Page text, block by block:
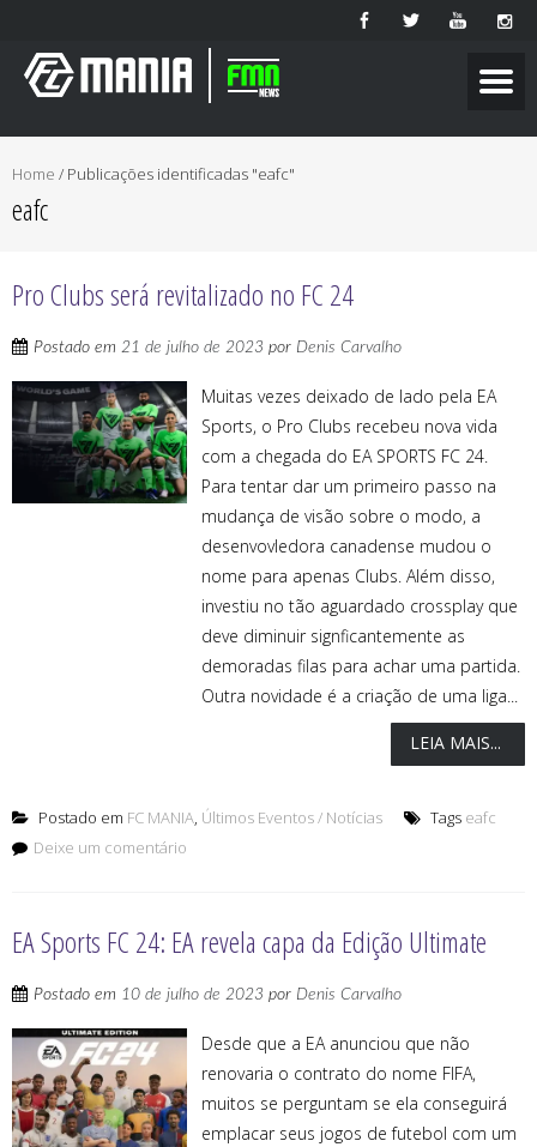
Home / Publicações identificadas "eafc"
eafc
Pro Clubs será revitalizado no FC 24
Postado em 21 de julho de 2023 por Denis Carvalho
Muitas vezes deixado de lado pela EA
Sports, o Pro Clubs recebeu nova vida
com a chegada do EA SPORTS FC 24.
Para tentar dar um primeiro passo na
mudança de visão sobre o modo, a
desenvovledora canadense mudou o
nome para apenas Clubs. Além disso,
investiu no tão aguardado crossplay que
deve diminuir signficantemente as
demoradas filas para achar uma partida.
Outra novidade é a criação de uma liga...
LEIA MAIS...
Postado em FC MANIA, Últimos Eventos / Notícias Tags eafc
Deixe um comentário
EA Sports FC 24: EA revela capa da Edição Ultimate
Postado em 10 de julho de 2023 por Denis Carvalho
Desde que a EA anunciou que não
renovaria o contrato do nome FIFA,
muitos se perguntam se ela conseguirá
emplacar seus jogos de futebol com um